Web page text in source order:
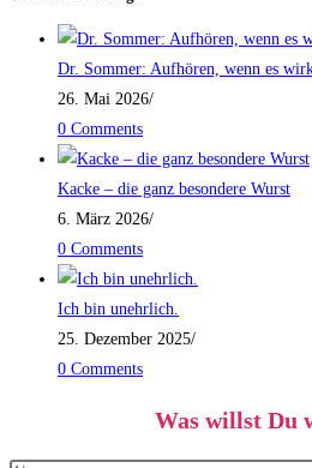
Dr. Sommer: Aufhören, wenn es
26. Mai 2026/
0 Comments
Kacke – die ganz besondere Wurst
6. März 2026/
0 Comments
Ich bin unehrlich.
25. Dezember 2025/
0 Comments
Was willst Du